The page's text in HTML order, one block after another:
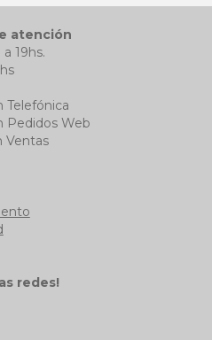
atención
19hs.
Telefónica
Pedidos Web
Ventas
redes!